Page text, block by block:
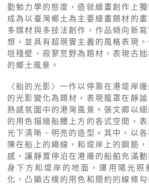
勤勉力學的態度，造就繪畫創作上
成為以臺灣鄉土為主要繪畫題材的
多媒材與多技法創作，作品傾向新
想，並具有超現實主義的風格表現
垣殘壁、寂寥荒野為題材，表現古
的鄉土風景。
〈船的光影〉一作以停靠在港堤岸
的光影變化為題材，表現籠罩在靜
熱感氛圍中的港灣風景。張文卿以
的用色描繪船體上方的各式空間，
光下清晰、明亮的造型。其中，以
陳在船上的繩線，和堤岸上的鋼筋
感，讓靜置停泊在港邊的船舶充滿
身下方和堤岸的地面，運用陽光照
化，凸顯古樸的用色和簡約的線條